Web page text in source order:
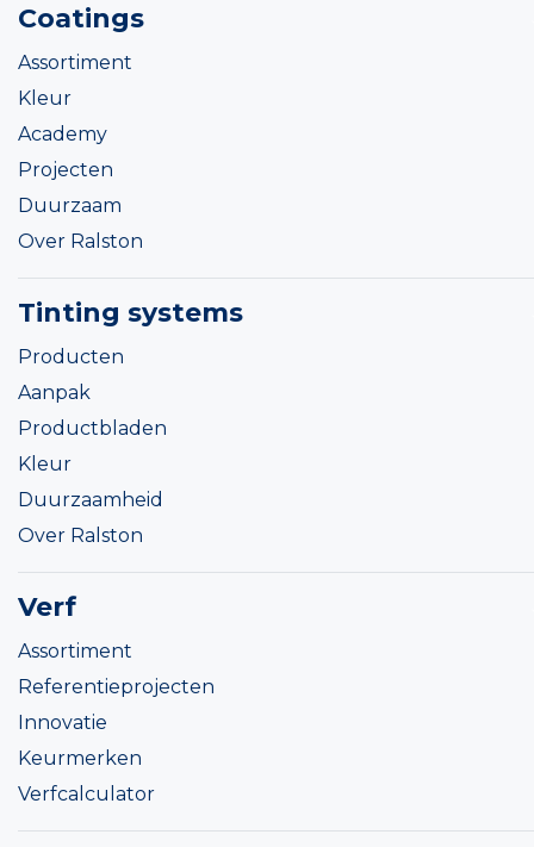
Coatings
Assortiment
Kleur
Academy
Projecten
Duurzaam
Over Ralston
Tinting systems
Producten
Aanpak
Productbladen
Kleur
Duurzaamheid
Over Ralston
Verf
Assortiment
Referentieprojecten
Innovatie
Keurmerken
Verfcalculator